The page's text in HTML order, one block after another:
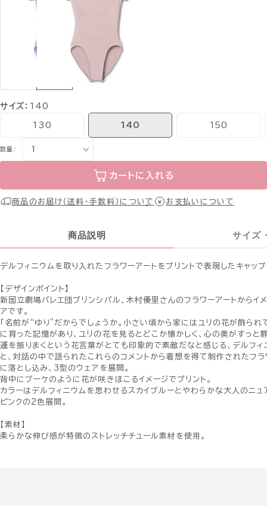
サイズ： 140
130 140 150
数量：
カートに入れる
商品のお届け（送料・手数料）について お支払いについて
商品説明 サイズ
デルフィニウムを取り入れたフラワーアートをプリントで表現したキャッ
【デザインポイント】
新国立劇場バレエ団プリンシパル、木村優里さんのフラワーアートからイ
アです。
「名前が“ゆり”だからでしょうか。小さい頃から家にはユリの花が飾られ
に育った記憶があり、ユリの花を見るとどこか懐かしく、心の奥がすっと静
運を振りまくという花言葉がとても印象的で素敵だなと感じる、デルフィ
と、対話の中で語られたこれらのコメントから着想を得て制作されたフラ
に落とし込み、3型のウェアを展開。
背中にブーケのように花が咲きほこるイメージでプリント。
カラーはデルフィニウムを思わせるスカイブルーとやわらかな大人のニュ
ピンクの2色展開。
【素材】
柔らかな伸び感が特徴のストレッチチュール素材を使用。